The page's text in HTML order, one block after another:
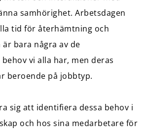
samhörighet. Arbetsdagen
tid för återhämtning och
bara några av de
vi alla har, men deras
beroende på jobbtyp.
sig att identifiera dessa behov i
och hos sina medarbetare för